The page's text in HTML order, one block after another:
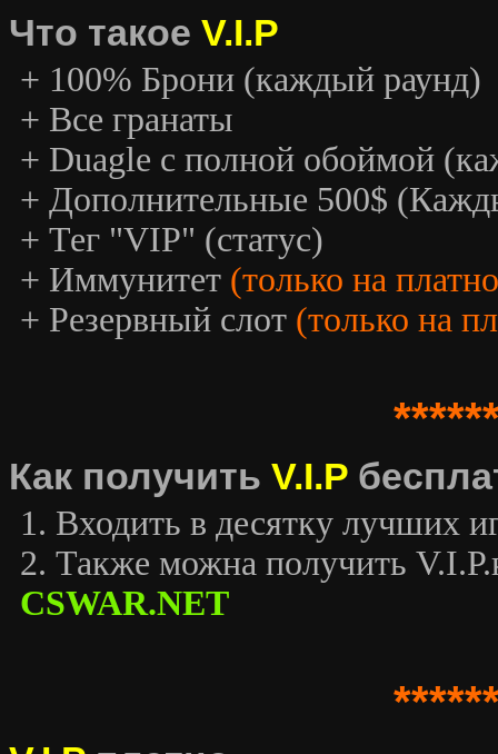
Что такое V.I.P
+ 100% Брони (каждый раунд)
+ Все гранаты
+ Duagle с полной обоймой
+ Дополнительные 500$
+ Тег "VIP" (статус)
+ Иммунитет (только на
+ Резервный слот (только на
Как получить V.I.P
1. Входить в десятку лучших
2. Также можна получить
CSWAR.NET